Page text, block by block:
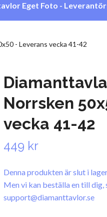
Eget Foto -
- Leverans vecka 41-42
Norrsken
vecka 41-42
449 kr
Denna produkten är slut i
Men vi kan beställa en till
support@diamanttavlor.se